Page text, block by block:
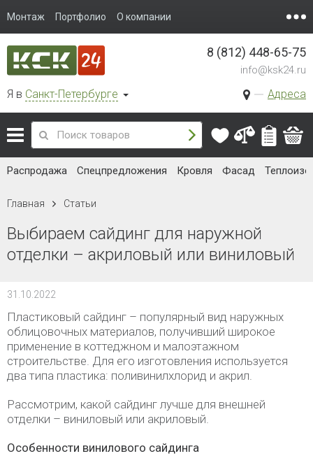
Монтаж Портфолио О компании
Я в Санкт-Петербурге Адреса
8 (812) 448-65-75
info@ksk24.ru
Распродажа Спецпредложения Кровля Фасад
Главная Статьи
Выбираем сайдинг для наружной
отделки – акриловый или виниловый
31.10.2022
Пластиковый сайдинг – популярный вид наружных
облицовочных материалов, получивший широкое
применение в коттеджном и малоэтажном
строительстве. Для его изготовления используется
два типа пластика: поливинилхлорид и акрил.
Рассмотрим, какой сайдинг лучше для внешней
отделки – виниловый или акриловый.
Особенности винилового сайдинга